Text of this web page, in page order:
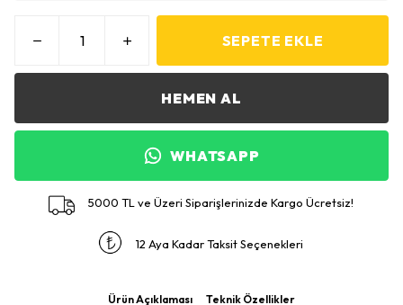
SEPETE EKLE
HEMEN AL
WHATSAPP
5000 TL ve Üzeri Siparişlerinizde Kargo Ücretsiz!
12 Aya Kadar Taksit Seçenekleri
Ürün Açıklaması Teknik Özellikler